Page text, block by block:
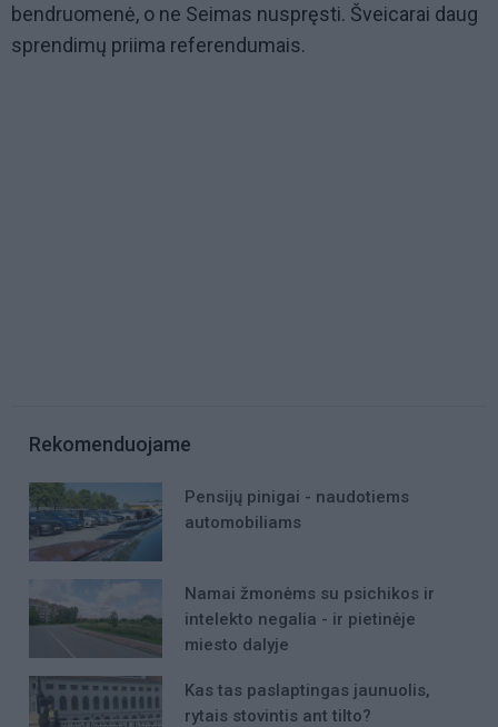
bendruomenė, o ne Seimas nuspręsti. Šveicarai daug
sprendimų priima referendumais.
Rekomenduojame
Pensijų pinigai - naudotiems
automobiliams
Namai žmonėms su psichikos ir
intelekto negalia - ir pietinėje
miesto dalyje
Kas tas paslaptingas jaunuolis,
rytais stovintis ant tilto?